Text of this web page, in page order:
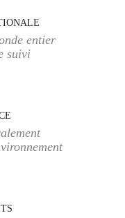
entier
suivi